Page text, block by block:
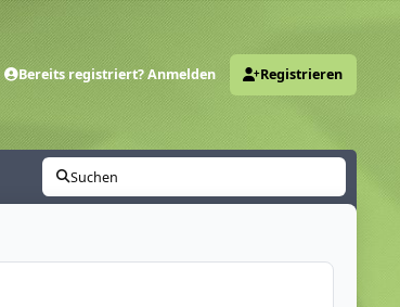
Bereits registriert? Anmelden Registrieren
Suchen